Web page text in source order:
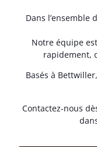
Dans l’ensemble
Notre équipe
rapidement,
Basés à
Contactez-nous